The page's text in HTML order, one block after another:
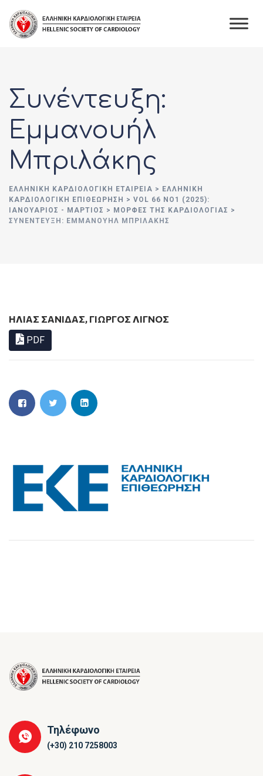
content
Συνέντευξη:
Εμμανουήλ
Μπριλάκης
ΕΛΛΗΝΙΚΉ ΚΑΡΔΙΟΛΟΓΙΚΉ ΕΤΑΙΡΕΊΑ > ΕΛΛΗΝΙΚΗ
ΚΑΡΔΙΟΛΟΓΙΚΗ ΕΠΙΘΕΩΡΗΣΗ > VOL 66 ΝΟ1 (2025):
ΙΑΝΟΥΆΡΙΟΣ - ΜΆΡΤΙΟΣ > ΜΟΡΦΕΣ ΤΗΣ ΚΑΡΔΙΟΛΟΓΙΑΣ >
ΣΥΝΈΝΤΕΥΞΗ: ΕΜΜΑΝΟΥΉΛ ΜΠΡΙΛΆΚΗΣ
ΗΛΙΑΣ ΣΑΝΙΔΑΣ, ΓΙΩΡΓΟΣ ΛΙΓΝΟΣ
PDF
Τηλέφωνο
(+30) 210 7258003